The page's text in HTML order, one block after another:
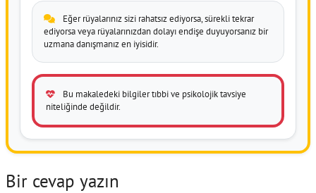
Eğer rüyalarınız sizi rahatsız ediyorsa, sürekli tekrar
ediyorsa veya rüyalarınızdan dolayı endişe duyuyorsanız bir
uzmana danışmanız en iyisidir.
Bu makaledeki bilgiler tıbbi ve psikolojik tavsiye
niteliğinde değildir.
Bir cevap yazın